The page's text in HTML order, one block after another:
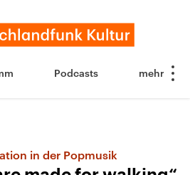
Podcasts
in der Popmusik